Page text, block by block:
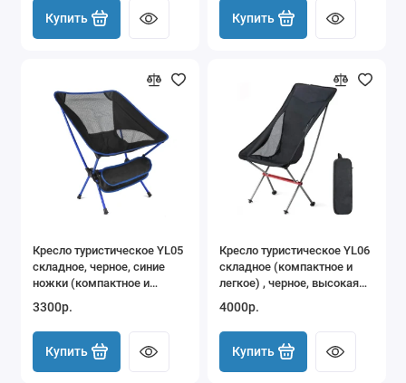
Холодильники автомобильные
Купить Купить
Кресло туристическое YL05
складное, черное, синие
ножки (компактное и
3300р.
Купить
Кресло туристическое YL06
складное (компактное и
легкое) , черное, высокая
4000р.
Купить